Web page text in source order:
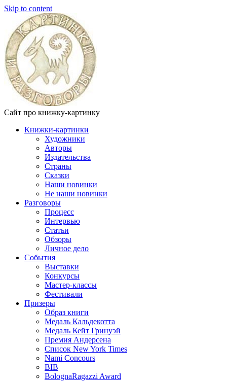
Skip to content
Сайт про книжку-картинку
Книжки-картинки
Художники
Авторы
Издательства
Страны
Сказки
Наши новинки
Не наши новинки
Разговоры
Процесс
Интервью
Статьи
Обзоры
Личное дело
События
Выставки
Конкурсы
Мастер-классы
Фестивали
Призеры
Образ книги
Медаль Кальдекотта
Медаль Кейт Гринуэй
Премия Андерсена
Список New York Times
Nami Concours
BIB
BolognaRagazzi Award